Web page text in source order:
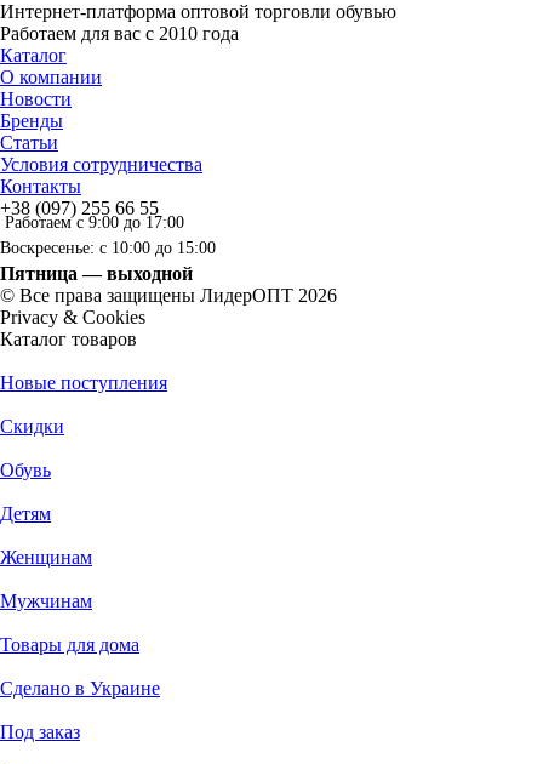
Интернет-платформа оптовой торговли обувью
Работаем для вас с 2010 года
Каталог
О компании
Новости
Бренды
Статьи
Условия сотрудничества
Контакты
+38 (097) 255 66 55
Работаем с 9:00 до 17:00
Воскресенье: с 10:00 до 15:00
Пятница — выходной
© Все права защищены ЛидерОПТ 2026
Privacy & Cookies
Каталог товаров
Новые поступления
Скидки
Обувь
Детям
Женщинам
Мужчинам
Товары для дома
Сделано в Украине
Под заказ